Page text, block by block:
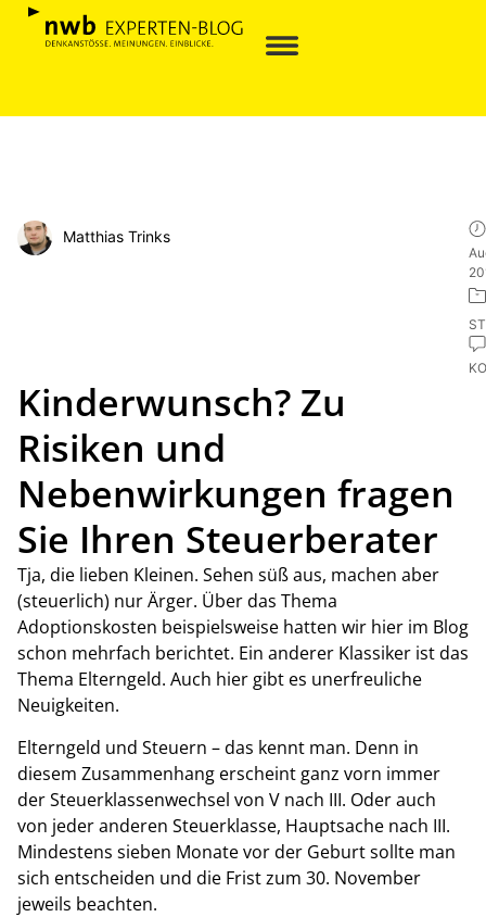
Matthias Trinks
Kinderwunsch? Zu
Risiken und
Nebenwirkungen fragen
Sie Ihren Steuerberater
Tja, die lieben Kleinen. Sehen süß aus, machen aber
(steuerlich) nur Ärger. Über das Thema
Adoptionskosten beispielsweise hatten wir hier im Blog
schon mehrfach berichtet. Ein anderer Klassiker ist das
Thema Elterngeld. Auch hier gibt es unerfreuliche
Neuigkeiten.
Elterngeld und Steuern – das kennt man. Denn in
diesem Zusammenhang erscheint ganz vorn immer
der Steuerklassenwechsel von V nach III. Oder auch
von jeder anderen Steuerklasse, Hauptsache nach III.
Mindestens sieben Monate vor der Geburt sollte man
sich entscheiden und die Frist zum 30. November
jeweils beachten.